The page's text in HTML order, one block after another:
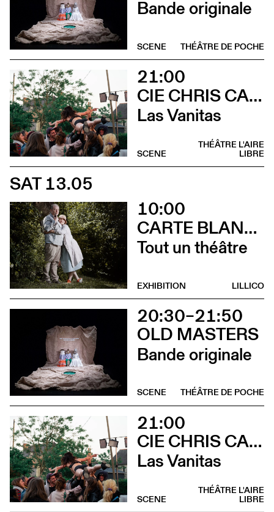
Bande originale
THÉÂTRE DE POCHE
SCENE
21:00
CIE CHRIS CADILLAC / MARION DUVAL & FLORIAN LEDUC
Las Vanitas
THÉÂTRE L'AIRE
LIBRE
SCENE
SAT 13.05
10:00
CARTE BLANCHE À ALBERTINE & GERMANO ZULLO
Tout un théâtre
LILLICO
EXHIBITION
20:30–21:50
OLD MASTERS
Bande originale
THÉÂTRE DE POCHE
SCENE
21:00
CIE CHRIS CADILLAC / MARION DUVAL & FLORIAN LEDUC
Las Vanitas
THÉÂTRE L'AIRE
LIBRE
SCENE